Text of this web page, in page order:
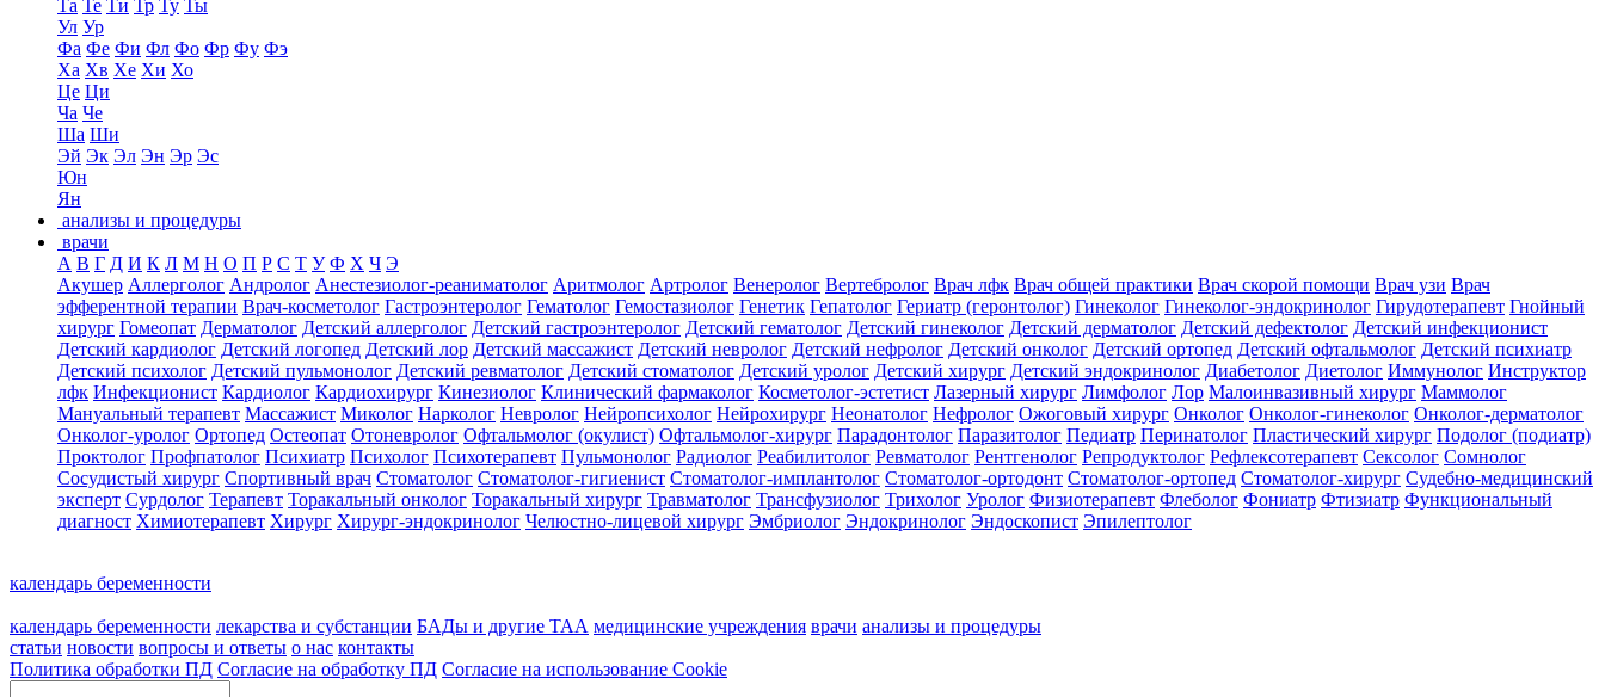
Та Те Ти Тр Ту Ты
Ул Ур
Фа Фе Фи Фл Фо Фр Фу Фэ
Ха Хв Хе Хи Хо
Це Ци
Ча Че
Ша Ши
Эй Эк Эл Эн Эр Эс
Юн
Ян
анализы и процедуры
врачи
А В Г Д И К Л М Н О П Р С Т У Ф Х Ч Э
Акушер Аллерголог Андролог Анестезиолог-реаниматолог Аритмолог Артролог Венеролог Вертебролог Врач лфк Врач общей практики Врач скорой помощи Врач узи Врач
эфферентной терапии Врач-косметолог Гастроэнтеролог Гематолог Гемостазиолог Генетик Гепатолог Гериатр (геронтолог) Гинеколог Гинеколог-эндокринолог Гирудотерапевт Гнойный
хирург Гомеопат Дерматолог Детский аллерголог Детский гастроэнтеролог Детский гематолог Детский гинеколог Детский дерматолог Детский дефектолог Детский инфекционист
Детский кардиолог Детский логопед Детский лор Детский массажист Детский невролог Детский нефролог Детский онколог Детский ортопед Детский офтальмолог Детский психиатр
Детский психолог Детский пульмонолог Детский ревматолог Детский стоматолог Детский уролог Детский хирург Детский эндокринолог Диабетолог Диетолог Иммунолог Инструктор
лфк Инфекционист Кардиолог Кардиохирург Кинезиолог Клинический фармаколог Косметолог-эстетист Лазерный хирург Лимфолог Лор Малоинвазивный хирург Маммолог
Мануальный терапевт Массажист Миколог Нарколог Невролог Нейропсихолог Нейрохирург Неонатолог Нефролог Ожоговый хирург Онколог Онколог-гинеколог Онколог-дерматолог
Онколог-уролог Ортопед Остеопат Отоневролог Офтальмолог (окулист) Офтальмолог-хирург Парадонтолог Паразитолог Педиатр Перинатолог Пластический хирург Подолог (подиатр)
Проктолог Профпатолог Психиатр Психолог Психотерапевт Пульмонолог Радиолог Реабилитолог Ревматолог Рентгенолог Репродуктолог Рефлексотерапевт Сексолог Сомнолог
Сосудистый хирург Спортивный врач Стоматолог Стоматолог-гигиенист Стоматолог-имплантолог Стоматолог-ортодонт Стоматолог-ортопед Стоматолог-хирург Судебно-медицинский
эксперт Сурдолог Терапевт Торакальный онколог Торакальный хирург Травматолог Трансфузиолог Трихолог Уролог Физиотерапевт Флеболог Фониатр Фтизиатр Функциональный
диагност Химиотерапевт Хирург Хирург-эндокринолог Челюстно-лицевой хирург Эмбриолог Эндокринолог Эндоскопист Эпилептолог
календарь беременности
календарь беременности лекарства и субстанции БАДы и другие ТАА медицинские учреждения врачи анализы и процедуры
статьи новости вопросы и ответы о нас контакты
Политика обработки ПД Согласие на обработку ПД Согласие на использование Cookie